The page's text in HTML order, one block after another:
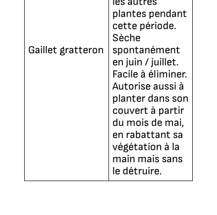
Gaillet gratteron
plantes pendant
cette période.
Sèche
spontanément
en juin / juillet.
Facile à éliminer.
Autorise aussi à
planter dans son
couvert à partir
du mois de mai,
en rabattant sa
végétation à la
main mais sans
le détruire.